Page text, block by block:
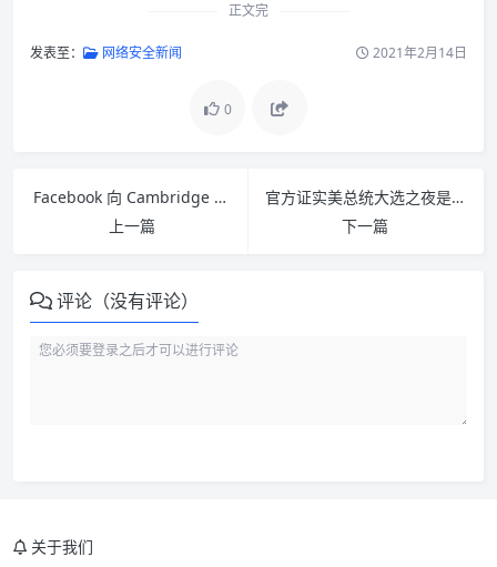
正文完
发表至： 网络安全新闻 2021年2月14日
0
Facebook 向 Cambridge Analytica 泄露用户信息，被巴西政府罚款 165 万美元
上一篇
官方证实美总统大选之夜是真把加拿大移民网挤崩了
下一篇
评论（没有评论）
关于我们